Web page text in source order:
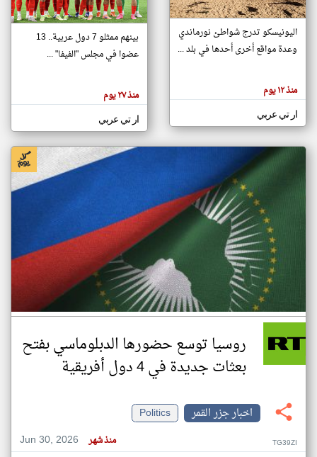
تغيير الدولة
اخبار جزر القمر على مدار الساعة
أهم اخبار جزر القمر العاجلة والمباشرة
هنا عن
وجهة
كاتبيها.
اليونيسكو تدرج شواطئ نورماندي
وعدة مواقع أخرى أحدها في بلد ...
منذ ١٢ يوم
ار تي عربي
بينهم ممثلو 7 دول عربية.. 13
عضوا في مجلس "الفيفا" ...
منذ ٢٧ يوم
ار تي عربي
روسيا توسع حضورها الدبلوماسي بفتح
بعثات جديدة في 4 دول أفريقية
اخبار جزر القمر
Politics
Jun 30, 2026
منذ شهر TG39ZI
klyoum.com